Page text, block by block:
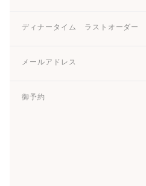
ディナータイム ラストオーダー
メールアドレス
御予約